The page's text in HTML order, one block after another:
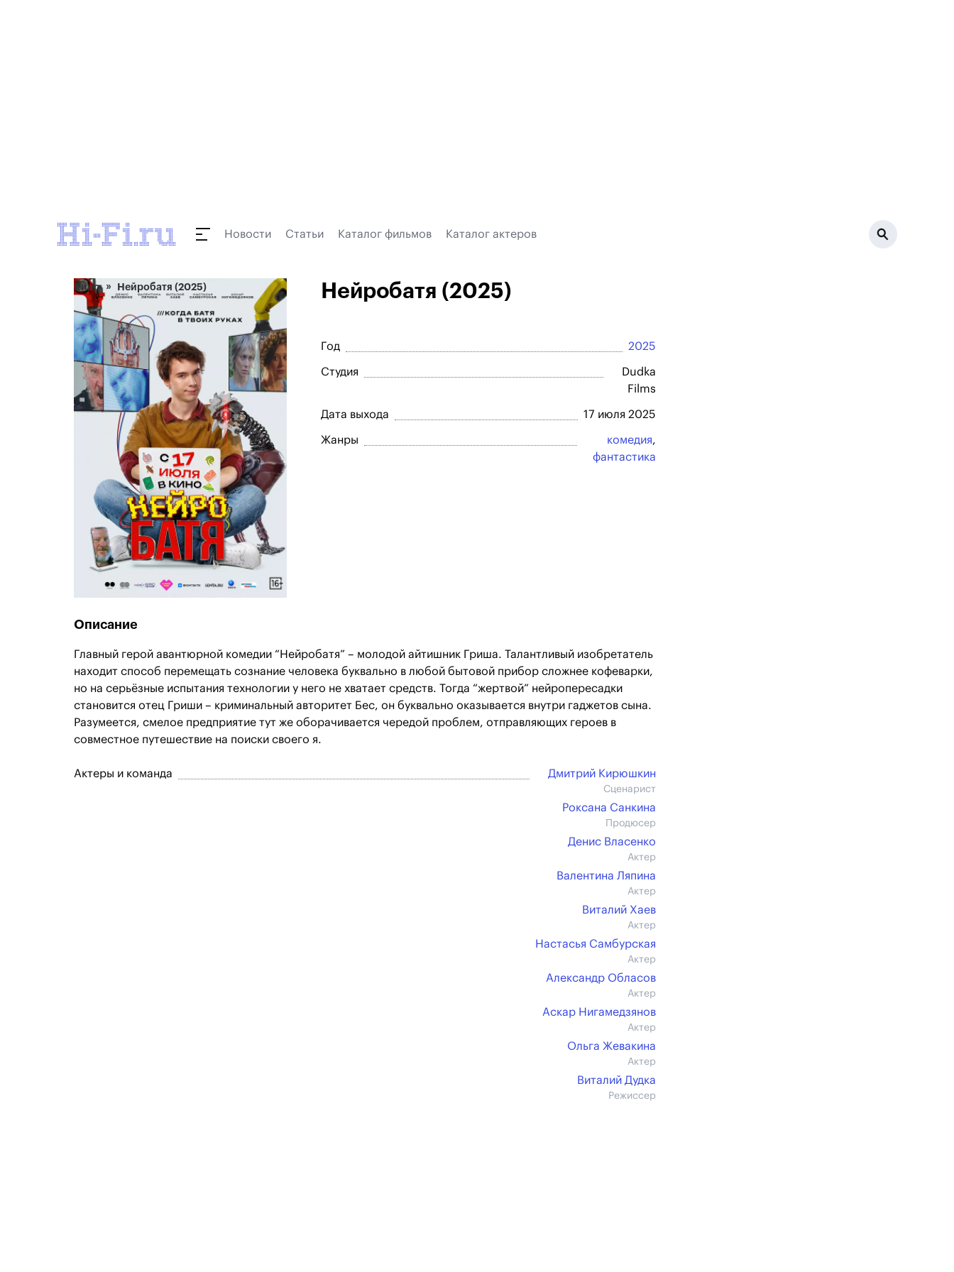
Новости Статьи Каталог фильмов Каталог актеров
Кино Нейробатя (2025) Нейробатя (2025)
Год 2025
Студия
Dudka
Films
Дата выхода 17 июля 2025
Жанры комедия,
фантастика
Описание
Главный герой авантюрной комедии “Нейробатя” – молодой айтишник Гриша. Талантливый изобретатель
находит способ перемещать сознание человека буквально в любой бытовой прибор сложнее кофеварки,
но на серьёзные испытания технологии у него не хватает средств. Тогда “жертвой” нейропересадки
становится отец Гриши – криминальный авторитет Бес, он буквально оказывается внутри гаджетов сына.
Разумеется, смелое предприятие тут же оборачивается чередой проблем, отправляющих героев в
совместное путешествие на поиски своего я.
Актеры и команда Дмитрий Кирюшкин
Сценарист
Роксана Санкина
Продюсер
Денис Власенко
Актер
Валентина Ляпина
Актер
Виталий Хаев
Актер
Настасья Самбурская
Актер
Александр Обласов
Актер
Аскар Нигамедзянов
Актер
Ольга Жевакина
Актер
Виталий Дудка
Режиссер